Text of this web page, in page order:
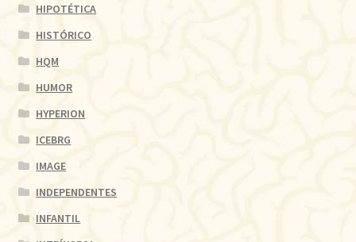
HIPOTÉTICA
HISTÓRICO
HQM
HUMOR
HYPERION
ICEBRG
IMAGE
INDEPENDENTES
INFANTIL